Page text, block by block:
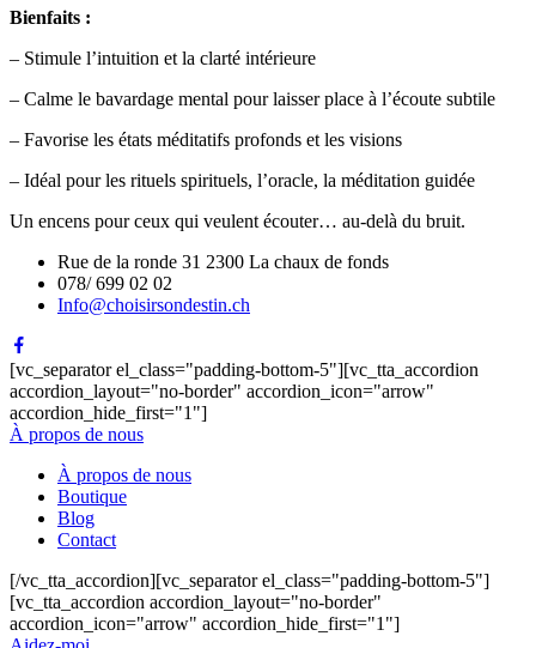
Bienfaits :
– Stimule l’intuition et la clarté intérieure
– Calme le bavardage mental pour laisser place à l’écoute subtile
– Favorise les états méditatifs profonds et les visions
– Idéal pour les rituels spirituels, l’oracle, la méditation guidée
Un encens pour ceux qui veulent écouter… au-delà du bruit.
Rue de la ronde 31 2300 La chaux de fonds
078/ 699 02 02
Info@choisirsondestin.ch
[vc_separator el_class="padding-bottom-5"][vc_tta_accordion
accordion_layout="no-border" accordion_icon="arrow"
accordion_hide_first="1"]
À propos de nous
À propos de nous
Boutique
Blog
Contact
[/vc_tta_accordion][vc_separator el_class="padding-bottom-5"]
[vc_tta_accordion accordion_layout="no-border"
accordion_icon="arrow" accordion_hide_first="1"]